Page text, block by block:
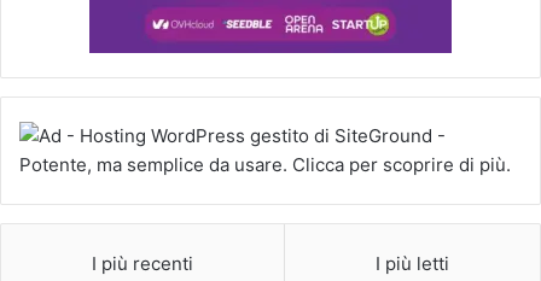
I più recenti I più letti